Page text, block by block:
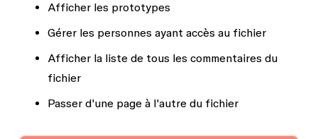
Afficher les prototypes
Gérer les personnes ayant accès au fichier
Afficher la liste de tous les commentaires du
fichier
Passer d'une page à l'autre du fichier